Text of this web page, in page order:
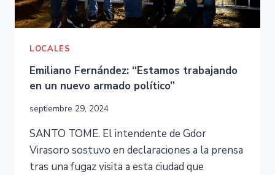
LOCALES
Emiliano Fernández: “Estamos trabajando
en un nuevo armado político”
septiembre 29, 2024
SANTO TOME. El intendente de Gdor
Virasoro sostuvo en declaraciones a la prensa
tras una fugaz visita a esta ciudad que